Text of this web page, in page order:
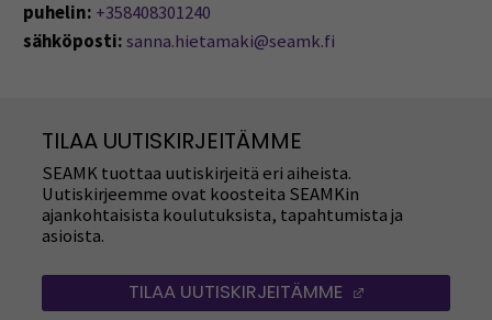
puhelin: +358408301240
sähköposti:sanna.hietamaki@seamk.fi
TILAA UUTISKIRJEITÄMME
SEAMK tuottaa uutiskirjeitä eri aiheista.
Uutiskirjeemme ovat koosteita SEAMKin
ajankohtaisista koulutuksista, tapahtumista ja
asioista.
TILAA UUTISKIRJEITÄMME